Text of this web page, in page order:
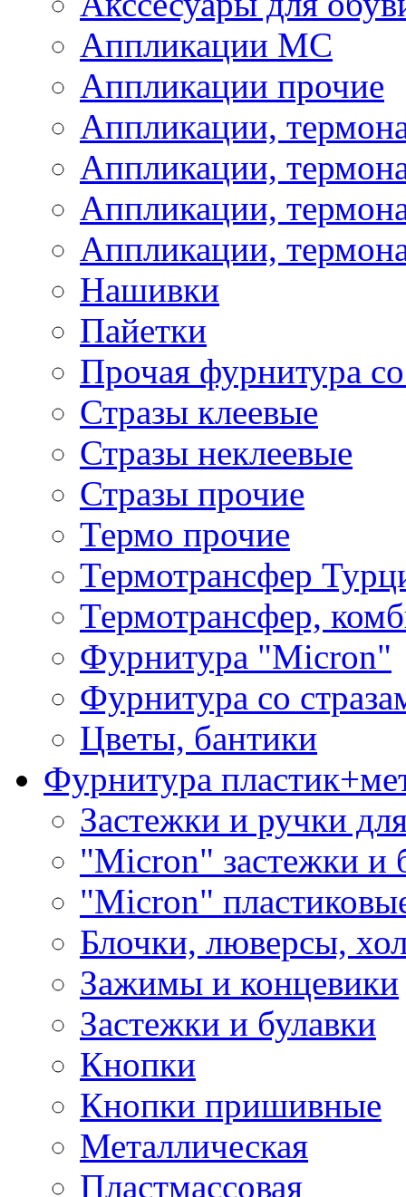
Аппликации МС
Аппликации прочие
Аппликации,
Аппликации,
Аппликации,
Аппликации,
Нашивки
Пайетки
Прочая фурнитура
Стразы клеевые
Стразы неклеевые
Стразы прочие
Термо прочие
Термотрансфер
Термотрансфер,
Фурнитура "Micron"
Фурнитура со
Цветы, бантики
Фурнитура
Застежки и ручки
"Micron" застежки и
"Micron"
Блочки, люверсы,
Зажимы и концевики
Застежки и булавки
Кнопки
Кнопки пришивные
Металлическая
Пластмассовая